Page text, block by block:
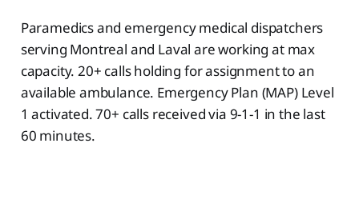
Paramedics and emergency medical dispatchers
serving Montreal and Laval are working at max
capacity. 20+ calls holding for assignment to an
available ambulance. Emergency Plan (MAP) Level
1 activated. 70+ calls received via 9-1-1 in the last
60 minutes.